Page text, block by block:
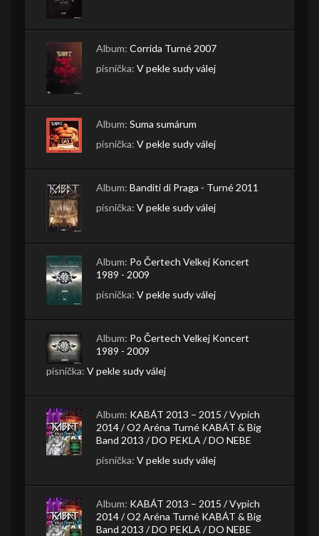
Album: Corrida Turné 2007
písnička: V pekle sudy válej
Album: Suma sumárum
písnička: V pekle sudy válej
Album: Banditi di Praga - Turné 2011
písnička: V pekle sudy válej
Album: Po Čertech Velkej Koncert
1989 - 2009
písnička: V pekle sudy válej
Album: Po Čertech Velkej Koncert
1989 - 2009
písnička: V pekle sudy válej
Album: KABÁT 2013 – 2015 / Vypich
2014 / O2 Aréna Turné KABÁT & Big
Band 2013 / DO PEKLA / DO NEBE
písnička: V pekle sudy válej
Album: KABÁT 2013 – 2015 / Vypich
2014 / O2 Aréna Turné KABÁT & Big
Band 2013 / DO PEKLA / DO NEBE